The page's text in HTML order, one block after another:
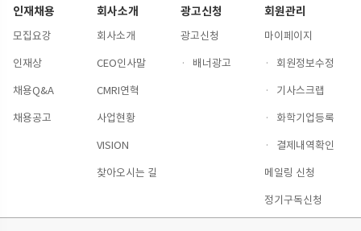
인재채용
모집요강
인재상
채용Q&A
채용공고
회사소개
회사소개
CEO인사말
CMRI연혁
사업현황
VISION
찾아오시는 길
광고신청
광고신청
·
배너광고
회원관리
마이페이지
·
회원정보수정
·
기사스크랩
·
화학기업등록
·
결제내역확인
메일링 신청
정기구독신청